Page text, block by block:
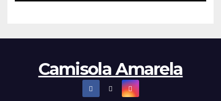
Camisola Amarela